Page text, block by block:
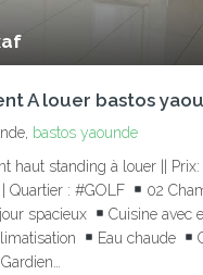
A louer bastos
bastos yaounde
haut standing à louer ||
| Quartier : #GOLF
02
spacieux
Cuisine avec
Eau chaude
Gardien…